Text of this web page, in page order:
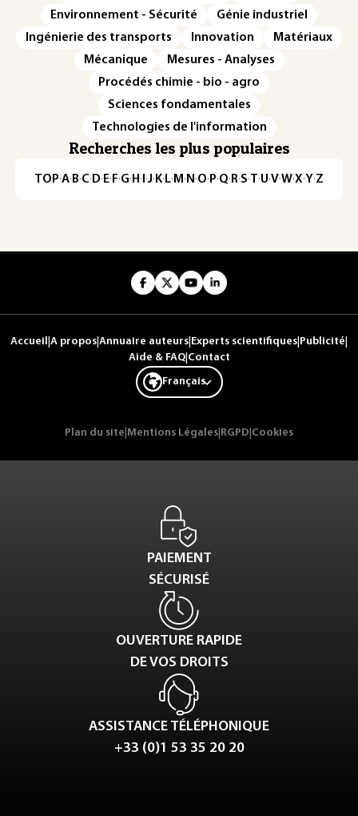
Environnement - Sécurité
Génie industriel
Ingénierie des transports
Innovation
Matériaux
Mécanique
Mesures - Analyses
Procédés chimie - bio - agro
Sciences fondamentales
Technologies de l'information
Recherches les plus populaires
TOP·A·B·C· D· E· F·G· H · ·J· K· L· M · N ·O· P·Q· R·S·T·U·V·W·X·Y·Z
Accueil A propos Annuaire auteurs Experts scientifiques Publicité
Aide & FAQ| Contact
Français
Plan du site Mentions Légales RGPD Cookies
PAIEMENT
SÉCURISÉ
OUVERTURE RAPIDE
DE VOS DROITS
ASSISTANCE TÉLÉPHONIQUE
+33 (0)1 53 35 20 20